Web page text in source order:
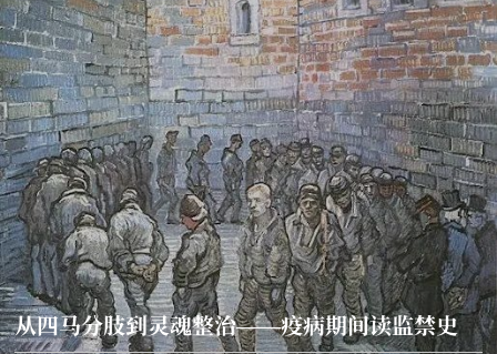
从四马分肢到灵魂整治——疫病期间读监禁史